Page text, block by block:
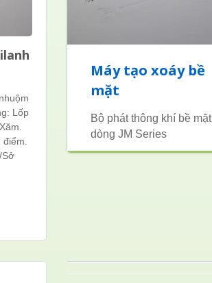
Lốp
Sở
Máy tạo xoáy bề
mặt
Bộ phát thông khí bề mặt
dòng JM Series